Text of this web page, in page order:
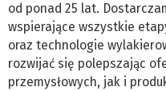
od ponad 25 lat.
wspierające wszystkie
oraz technologie
rozwijać się polepszając
przemysłowych, jak i